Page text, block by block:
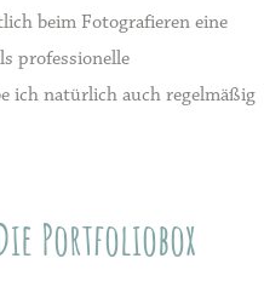
beim Fotografieren eine
professionelle
ich natürlich auch regelmäßig
Portfoliobox